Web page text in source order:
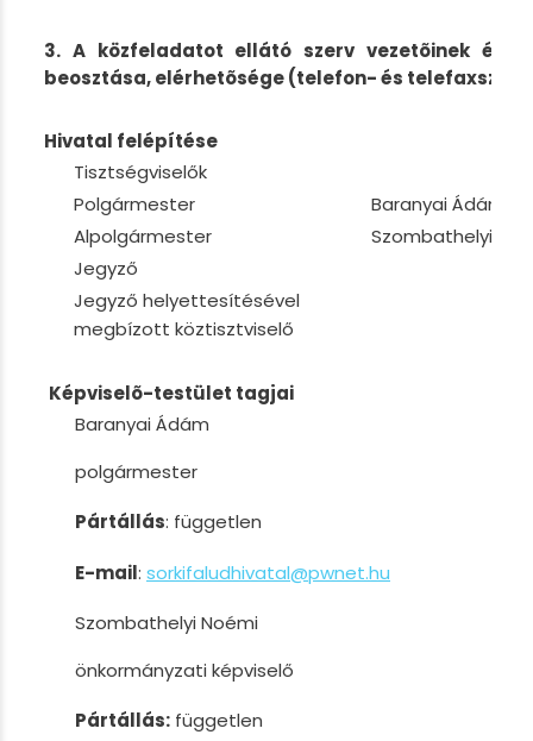
3. A közfeladatot ellátó szerv vezetõinek és
beosztása, elérhetõsége (telefon- és
Hivatal felépítése
Tisztségviselők
Polgármester
Baranyai Ádám
Alpolgármester
Szombathelyi
Jegyző
Jegyző helyettesítésével
megbízott köztisztviselő
Képviselõ-testület tagjai
Baranyai Ádám
polgármester
Pártállás: független
E-mail: sorkifaludhivatal@pwnet.hu
Szombathelyi Noémi
önkormányzati képviselő
Pártállás: független